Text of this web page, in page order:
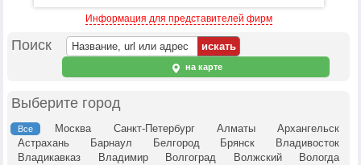
Информация для представителей фирм
Поиск
на карте
Выберите город
Все Москва Санкт-Петербург Алматы
Архангельск
Астрахань
Барнаул Белгород Брянск
Владивосток
Владикавказ
Владимир Волгоград Волжский
Вологда